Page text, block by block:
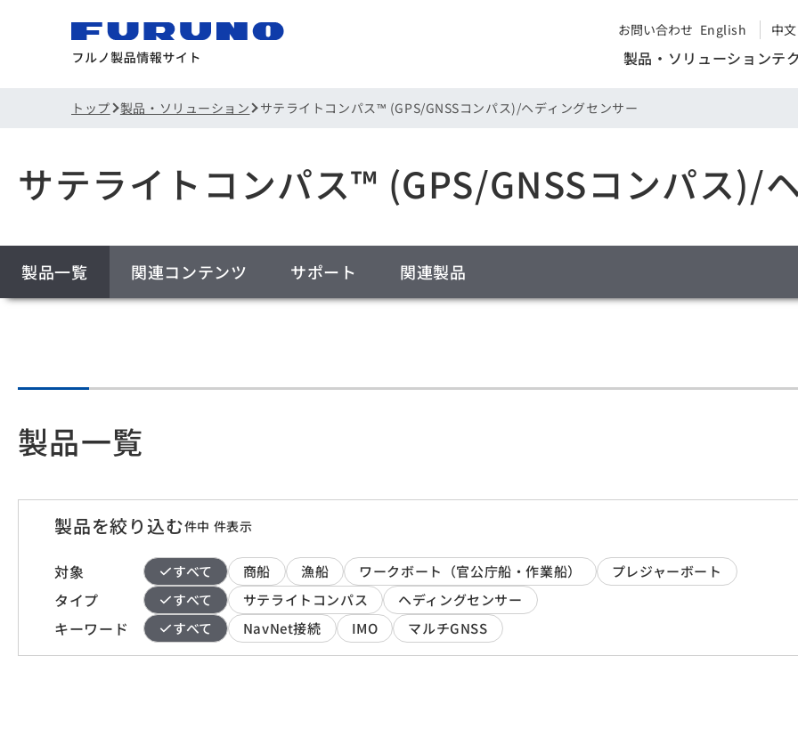
お問い合わせ English 中文
製品・ソリューションテ
トップ 製品・ソリューション サテライトコンパス™ (GPS/GNSSコンパス)/ヘディングセンサー
サテライトコンパス™ (GPS/GNSSコンパス)/
製品一覧 関連コンテンツ サポート 関連製品
製品一覧
製品を絞り込む件中 件表示
対象 すべて 商船 漁船 ワークボート（官公庁船・作業船） プレジャーボート
タイプ すべて サテライトコンパス ヘディングセンサー
キーワード すべて NavNet接続 IMO マルチGNSS